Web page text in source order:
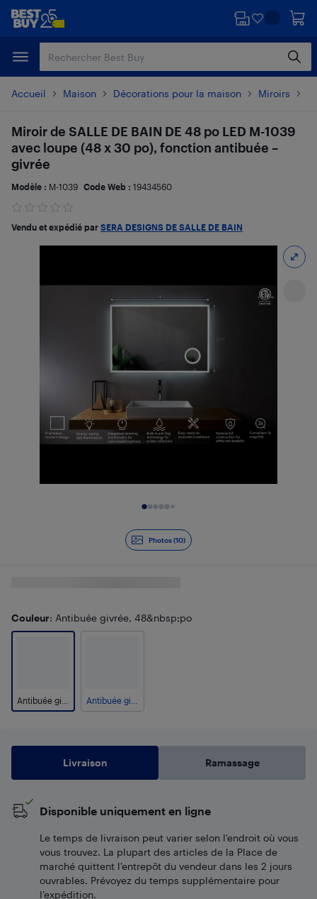
Passer
principal
Passer
Accueil Maison Décorations pour la maison Miroirs
Photos (10)
Miroir de SALLE DE BAIN DE 48 po LED M-1039
avec loupe (48 x 30 po), fonction antibuée –
givrée
Modèle : M-1039 Code Web : 19434560
Vendu et expédié par SERA DESIGNS DE SALLE DE BAIN
Couleur: Antibuée givrée, 48&nbsp;po
Livraison Ramassage
Disponible uniquement en ligne
Le temps de livraison peut varier selon l'endroit où vous
vous trouvez. La plupart des articles de la Place de
marché quittent l’entrepôt du vendeur dans les 2 jours
ouvrables. Prévoyez du temps supplémentaire pour
l’expédition.